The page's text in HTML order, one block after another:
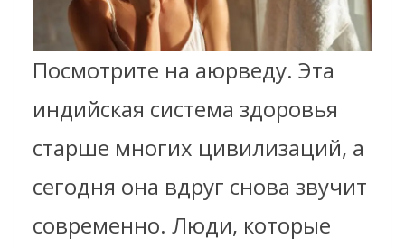
Посмотрите на аюрведу. Эта
индийская система здоровья
старше многих цивилизаций, а
сегодня она вдруг снова звучит
современно. Люди, которые